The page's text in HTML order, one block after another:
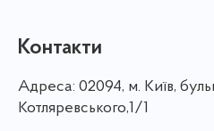
Контакти
Адреса: 02094, м. Київ,
Котляревського,1/1